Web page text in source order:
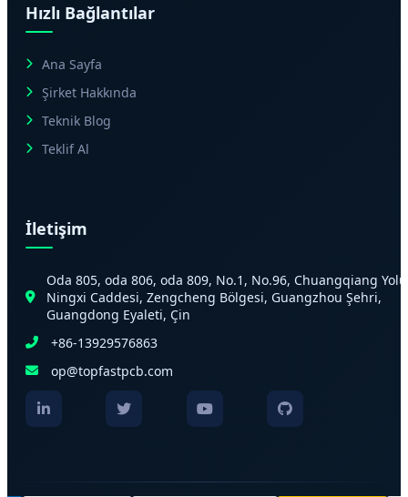
Hızlı Bağlantılar
Ana Sayfa
Şirket Hakkında
Teknik Blog
Teklif Al
İletişim
Oda 805, oda 806, oda 809, No.1, No.96, Chuangqiang
Ningxi Caddesi, Zengcheng Bölgesi, Guangzhou Şehri,
Guangdong Eyaleti, Çin
+86-13929576863
op@topfastpcb.com